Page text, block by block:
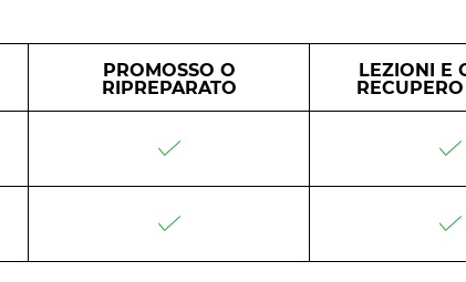
PROMOSSO O
RIPREPARATO
LEZIONI E